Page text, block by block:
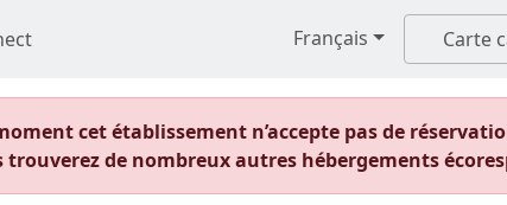
Français Carte
cet établissement n’accepte pas de
trouverez de nombreux autres hébergements